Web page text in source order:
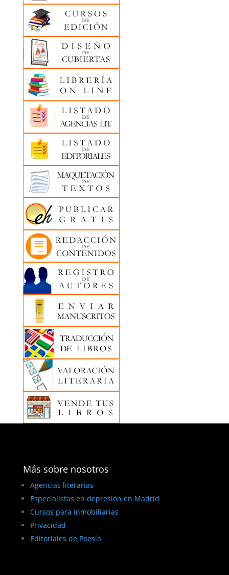
Más sobre nosotros
Agencias literarias
Especialistas en depresión en Madrid
Cursos para inmobiliarias
Privacidad
Editoriales de Poesía